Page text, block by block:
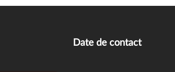
Date de contact